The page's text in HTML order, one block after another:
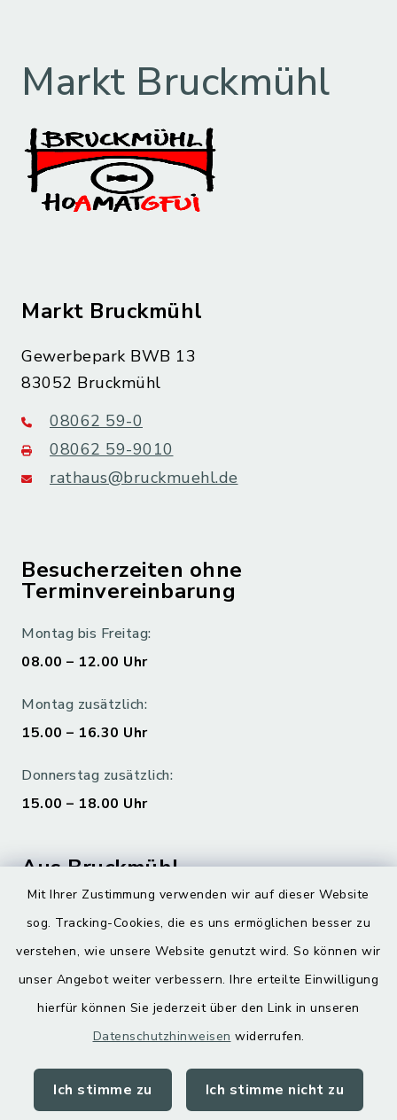
Mit Ihrer Zustimmung verwenden wir auf dieser Website
sog. Tracking-Cookies, die es uns ermöglichen besser zu
verstehen, wie unsere Website genutzt wird. So können wir
unser Angebot weiter verbessern. Ihre erteilte Einwilligung
hierfür können Sie jederzeit über den Link in unseren
Datenschutzhinweisen widerrufen.
Ich stimme zu Ich stimme nicht zu
Markt Bruckmühl
Markt Bruckmühl
Gewerbepark BWB 13
83052 Bruckmühl
08062 59-0
08062 59-9010
rathaus@bruckmuehl.de
Besucherzeiten ohne
Terminvereinbarung
Montag bis Freitag:
08.00 – 12.00 Uhr
Montag zusätzlich:
15.00 – 16.30 Uhr
Donnerstag zusätzlich:
15.00 – 18.00 Uhr
Aus Bruckmühl
Digitaler Ortsplan
Kontakt